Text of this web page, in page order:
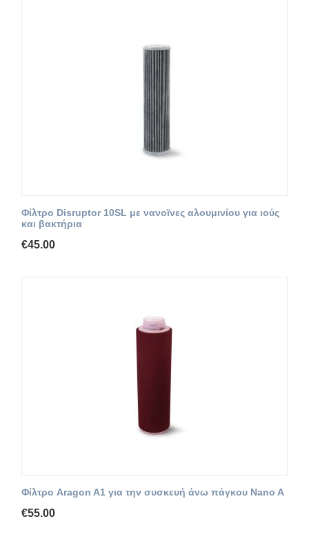
Φίλτρο Disruptor 10SL με νανοϊνες αλουμινίου για ιούς
και βακτήρια
€45.00
Φίλτρο Aragon A1 για την συσκευή άνω πάγκου Nano A
€55.00